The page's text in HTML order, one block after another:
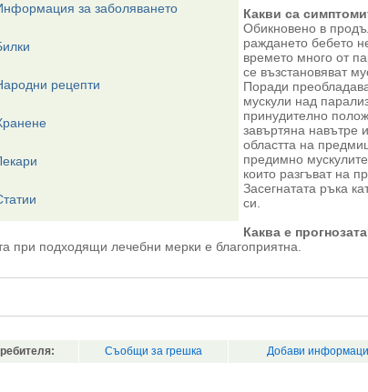
за заболяването
рецепти
Какви са
Обикновено в
раждането бебето
времето много от
се възстановяват
Поради
мускули над
принудително
завъртяна навътре
областта на
предимно
които разгъват на
Засегнатата ръка
си.
Каква е
при подходящи лечебни мерки е благоприятна.
Съобщи за грешка Добави